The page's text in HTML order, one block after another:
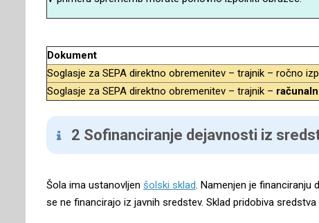
Dokument
Soglasje za SEPA direktno obremenitev – trajnik – ročno
Soglasje za SEPA direktno obremenitev – trajnik –
2 Sofinanciranje dejavnosti iz
Šola ima ustanovljen šolski sklad. Namenjen je financiranju
se ne financirajo iz javnih sredstev. Sklad pridobiva